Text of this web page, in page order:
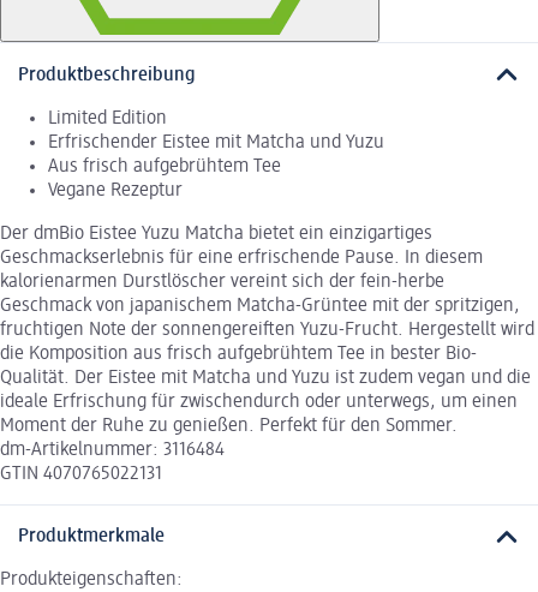
Produktbeschreibung
Limited Edition
Erfrischender Eistee mit Matcha und Yuzu
Aus frisch aufgebrühtem Tee
Vegane Rezeptur
Der dmBio Eistee Yuzu Matcha bietet ein einzigartiges
Geschmackserlebnis für eine erfrischende Pause. In diesem
kalorienarmen Durstlöscher vereint sich der fein-herbe
Geschmack von japanischem Matcha-Grüntee mit der spritzigen,
fruchtigen Note der sonnengereiften Yuzu-Frucht. Hergestellt wird
die Komposition aus frisch aufgebrühtem Tee in bester Bio-
Qualität. Der Eistee mit Matcha und Yuzu ist zudem vegan und die
ideale Erfrischung für zwischendurch oder unterwegs, um einen
Moment der Ruhe zu genießen. Perfekt für den Sommer.
dm-Artikelnummer: 3116484
GTIN 4070765022131
Produktmerkmale
Produkteigenschaften: